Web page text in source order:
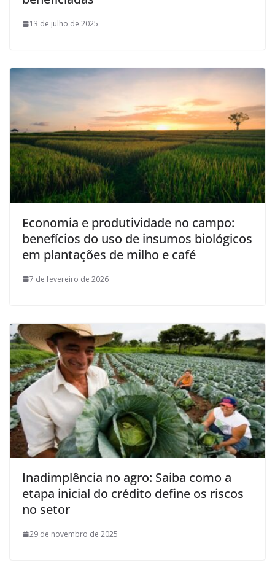
13 de julho de 2025
Economia e produtividade no campo:
benefícios do uso de insumos biológicos
em plantações de milho e café
7 de fevereiro de 2026
Inadimplência no agro: Saiba como a
etapa inicial do crédito define os riscos
no setor
29 de novembro de 2025